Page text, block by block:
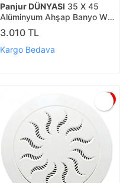
Panjur DÜNYASI 35 X 45
Alüminyum Ahşap Banyo Wc
Havalandırma Panjur Menfez
Kahverengi
3.010 TL
Kargo Bedava